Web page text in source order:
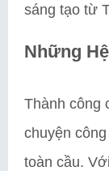
sáng tạo từ
Những
Thành công
chuyện
toàn cầu.